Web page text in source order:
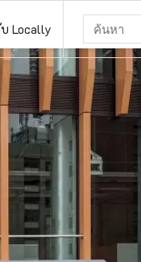
Locally